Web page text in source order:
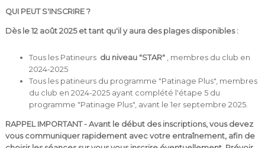
QUI PEUT S'INSCRIRE ?
Dès le 12 août 2025 et tant qu'il y aura des plages disponibles :
Tous les Patineurs du niveau "STAR", membres du club en
2024-2025
Tous les patineurs du programme "Patinage Plus", membres
du club en 2024-2025 ayant complété l'étape 5 du
programme "Patinage Plus", avant le 1er septembre 2025.
RAPPEL IMPORTANT - Avant le début des inscriptions, vous devez
vous communiquer rapidement avec votre entraînement, afin de